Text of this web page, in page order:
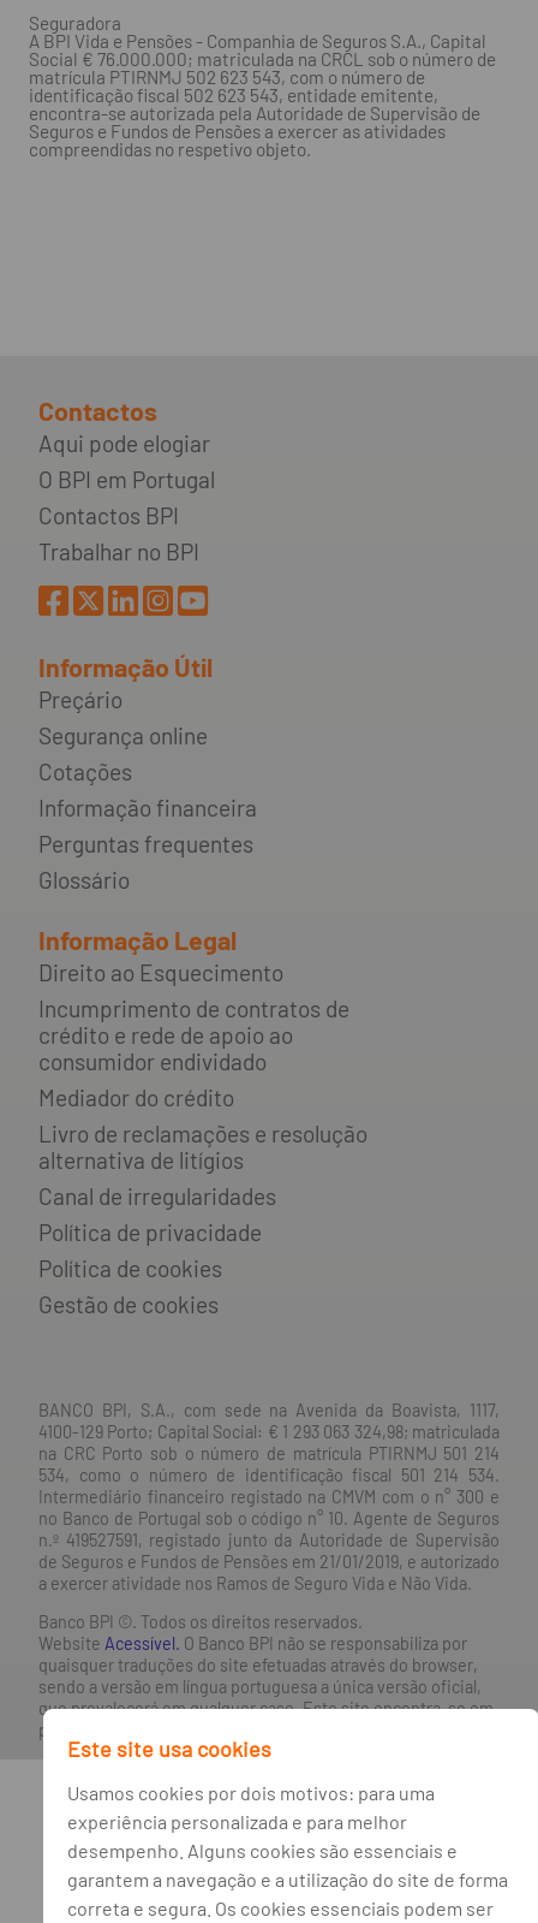
Seguradora
A BPI Vida e Pensões - Companhia de Seguros S.A., Capital
Social € 76.000.000; matriculada na CRCL sob o número de
matrícula PTIRNMJ 502 623 543, com o número de
identificação fiscal 502 623 543, entidade emitente,
encontra-se autorizada pela Autoridade de Supervisão de
Seguros e Fundos de Pensões a exercer as atividades
compreendidas no respetivo objeto.
Contactos
Aqui pode elogiar
O BPI em Portugal
Contactos BPI
Trabalhar no BPI
Informação Útil
Preçário
Segurança online
Cotações
Informação financeira
Perguntas frequentes
Glossário
Informação Legal
Direito ao Esquecimento
Incumprimento de contratos de
crédito e rede de apoio ao
consumidor endividado
Mediador do crédito
Livro de reclamações e resolução
alternativa de litígios
Canal de irregularidades
Política de privacidade
Política de cookies
Gestão de cookies
BANCO BPI, S.A., com sede na Avenida da Boavista, 1117,
4100-129 Porto; Capital Social: € 1 293 063 324,98; matriculada
na CRC Porto sob o número de matrícula PTIRNMJ 501 214
534, como o número de identificação fiscal 501 214 534.
Intermediário financeiro registado na CMVM com o n° 300 e
no Banco de Portugal sob o código n° 10. Agente de Seguros
n.º 419527591, registado junto da Autoridade de Supervisão
de Seguros e Fundos de Pensões em 21/01/2019, e autorizado
a exercer atividade nos Ramos de Seguro Vida e Não Vida.
Banco BPI ©. Todos os direitos reservados.
Website Acessível. O Banco BPI não se responsabiliza por
quaisquer traduções do site efetuadas através do browser,
sendo a versão em língua portuguesa a única versão oficial,
que prevalecerá em qualquer caso. Este site encontra-se em
processo de adoção do novo acordo ortográfico.
Este site usa cookies
Usamos cookies por dois motivos: para uma
experiência personalizada e para melhor
desempenho. Alguns cookies são essenciais e
garantem a navegação e a utilização do site de forma
correta e segura. Os cookies essenciais podem ser